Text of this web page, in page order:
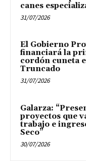
canes
31/07/2026
El Gobierno
financiará la
cordón cuneta
Truncado
31/07/2026
Galarza:
proyectos que
trabajo e
Seco”
30/07/2026